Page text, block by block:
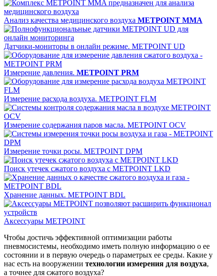
Анализ качества медицинского воздуха METPOINT MMA
Датчики-мониторы в онлайн режиме. METPOINT UD
Измерение давления. METPOINT PRM
Измерение расхода воздуха. METPOINT FLM
Измерение содержания паров масла. METPOINT OCV
Измерение точки росы. METPOINT DPM
Поиск утечек сжатого воздуха с METPOINT LKD
Хранение данных. METPOINT BDL
Аксессуары METPOINT
Чтобы достичь эффективной оптимизации работы
пневмосистемы, необходимо иметь полную информацию о ее
состоянии и в первую очередь о параметрых ее среды. Какие у
нас есть на вооружении технологии измерения для воздуха,
а точнее для сжатого воздуха?